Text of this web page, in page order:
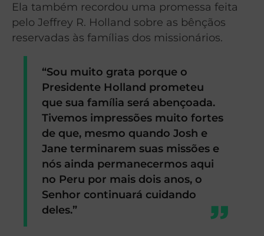
Ela também recordou uma promessa feita
pelo Jeffrey R. Holland sobre as bênçãos
reservadas às famílias dos missionários.
“Sou muito grata porque o
Presidente Holland prometeu
que sua família será abençoada.
Tivemos impressões muito fortes
de que, mesmo quando Josh e
Jane terminarem suas missões e
nós ainda permanecermos aqui
no Peru por mais dois anos, o
Senhor continuará cuidando
deles.”